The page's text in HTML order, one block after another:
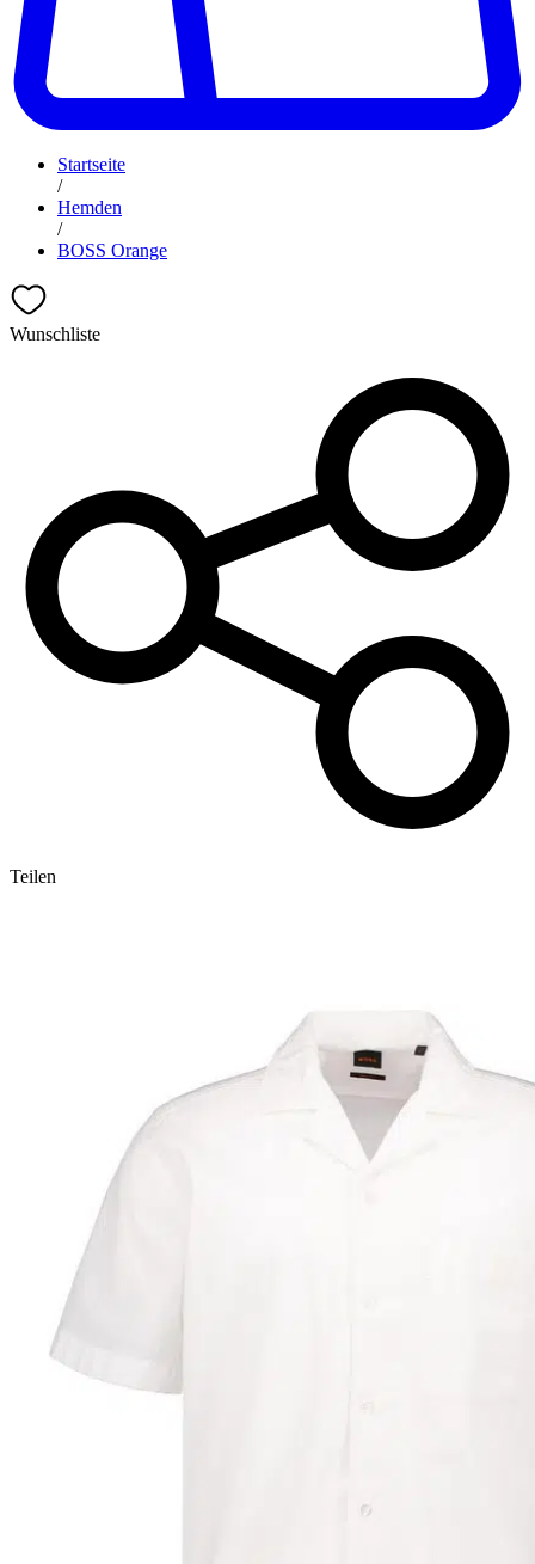
Startseite
/
Hemden
/
BOSS Orange
Wunschliste
Teilen